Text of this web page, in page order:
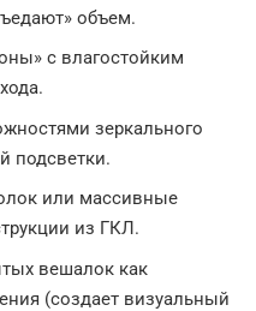
объем.
с влагостойким
зеркального
подсветки.
или массивные
из ГКЛ.
вешалок как
(создает визуальный